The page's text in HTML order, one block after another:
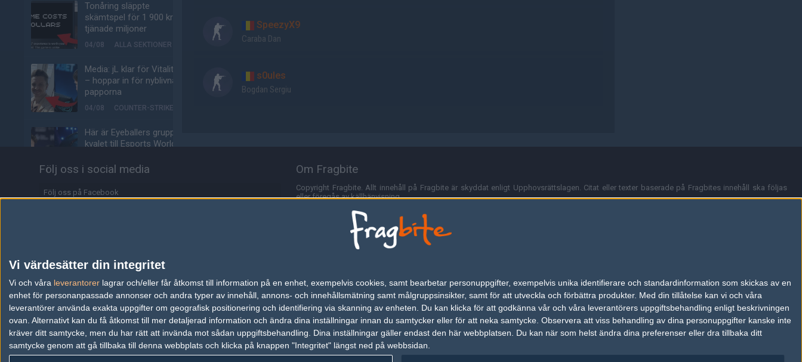
Vi värdesätter din integritet
Vi och våra leverantorer lagrar och/eller får åtkomst till information på en enhet, exempelvis cookies, samt bearbetar personuppgifter, exempelvis unika identifierare och standardinformation som skickas av en
enhet för personanpassade annonser och andra typer av innehåll, annons- och innehållsmätning samt målgruppsinsikter, samt för att utveckla och förbättra produkter. Med din tillåtelse kan vi och våra
leverantörer använda exakta uppgifter om geografisk positionering och identifiering via skanning av enheten. Du kan klicka för att godkänna vår och våra leverantörers uppgiftsbehandling enligt beskrivningen
ovan. Alternativt kan du få åtkomst till mer detaljerad information och ändra dina inställningar innan du samtycker eller för att neka samtycke. Observera att viss behandling av dina personuppgifter kanske inte
kräver ditt samtycke, men du har rätt att invända mot sådan uppgiftsbehandling. Dina inställningar gäller endast den här webbplatsen. Du kan när som helst ändra dina preferenser eller dra tillbaka ditt
samtycke genom att gå tillbaka till denna webbplats och klicka på knappen "Integritet" längst ned på webbsidan.
Tonåring släppte
skämtspel för 1 900 kr –
tjänade miljoner
04/08 ALLA SEKTIONER
Media: jL klar för Vitality
– hoppar in för nyblivna
papporna
04/08 COUNTER-STRIKE
Här är Eyeballers grupp i
kvalet till Esports World
04/08 COUNTER-STRIKE
Johnny Speeds klara för
LNZ klar för höstens
Starseries
04/08 COUNTER-STRIKE
Biljetterna till Majorn i
Buenos Aires är ute
04/08 COUNTER-STRIKE
SpeezyX9
Caraba Dan
s0ules
Bogdan Sergiu
Följ oss i social media
Följ oss på Facebook
Information
Annonsering
Copyright och Privacy Policy
Användaravtal
Om Fragbite
Copyright Fragbite. Allt innehåll på Fragbite är skyddat enligt Upphovsrättslagen. Citat eller texter baserade på Fragbites innehåll ska följas
eller föregås av källhänvisning.
Alla åsikter uttryckta på Fragbite representerar varje enskild skribent och överensstämmer inte nödvändigtvis med Fragbites åsikter.
Programmering och design av Fredric Bohlin. För frågor rörande sajten kan du skicka iväg ett email till
Fragbite använder cookies för att spara användarspecifik information så som t.ex. användarnamn. Cookies sparas även när man deltar i
omröstningar och för att föra statistik. För att slippa cookies kan du stänga av cookies i din webbläsares inställningar eller välja att inte
besöka Fragbite. Den här textraden finns här på grund av lagen om elektronisk kommunikation som trädde i kraft 25 juli 2003.
Annonsering
Är du intresserad av att annonsera på Fragbite,